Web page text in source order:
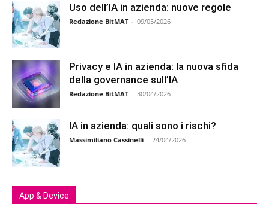
Uso dell’IA in azienda: nuove regole
Redazione BitMAT - 09/05/2026
Privacy e IA in azienda: la nuova sfida
della governance sull’IA
Redazione BitMAT - 30/04/2026
IA in azienda: quali sono i rischi?
Massimiliano Cassinelli - 24/04/2026
App & Device